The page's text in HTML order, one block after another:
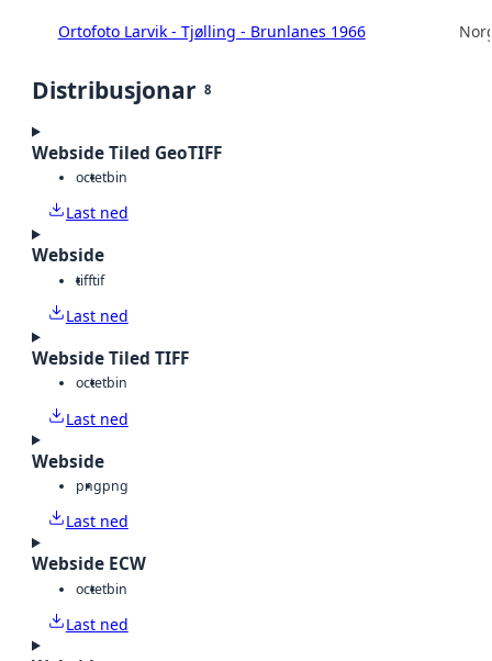
Ortofoto Larvik - Tjølling - Brunlanes 1966
Distribusjonar 8
Webside Tiled GeoTIFF
octetbin
Last ned
Webside
tifftif
Last ned
Webside Tiled TIFF
octetbin
Last ned
Webside
pngpng
Last ned
Webside ECW
octetbin
Last ned